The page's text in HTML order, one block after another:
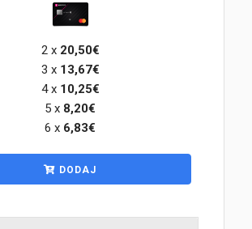
2 x 20,50€
3 x 13,67€
4 x 10,25€
5 x 8,20€
6 x 6,83€
DODAJ